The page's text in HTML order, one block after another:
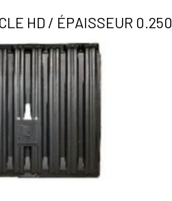
HD / ÉPAISSEUR 0.250